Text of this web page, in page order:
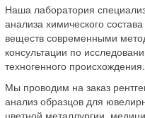
Наша лаборатория
анализа химического
веществ современными
консультации по
техногенного происхождения.
Мы проводим на заказ
анализ образцов для
цветной металлургии,